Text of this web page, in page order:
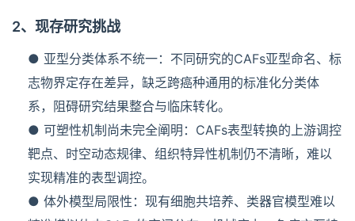
2、现存研究挑战
● 亚型分类体系不统一：不同研究的CAFs亚型命名、标
志物界定存在差异，缺乏跨癌种通用的标准化分类体
系，阻碍研究结果整合与临床转化。
● 可塑性机制尚未完全阐明：CAFs表型转换的上游调控
靶点、时空动态规律、组织特异性机制仍不清晰，难以
实现精准的表型调控。
● 体外模型局限性：现有细胞共培养、类器官模型难以